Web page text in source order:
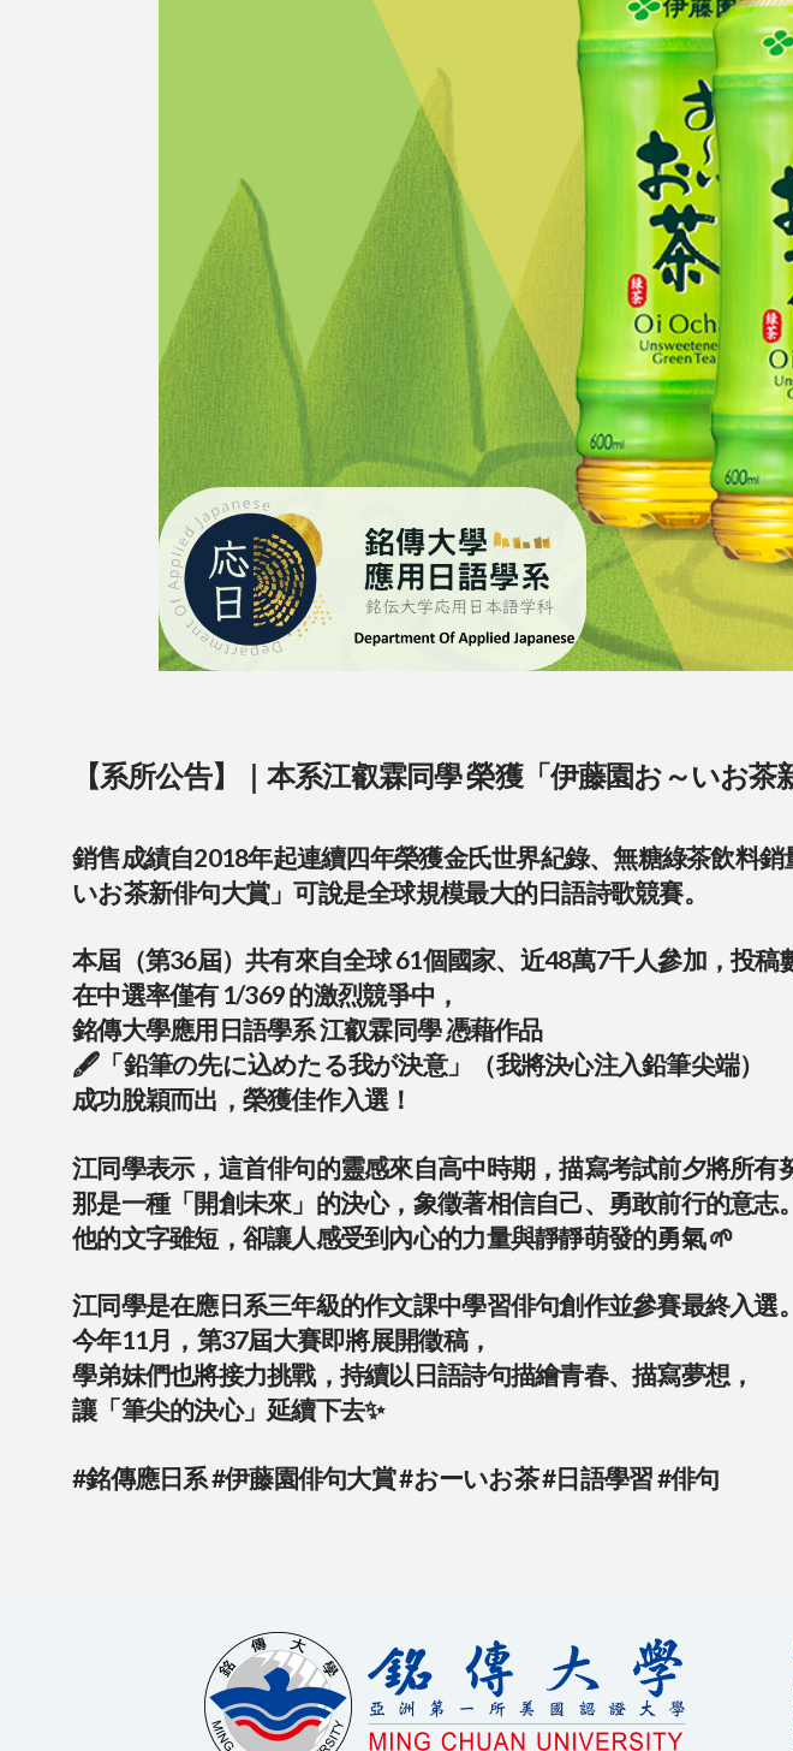
【系所公告】｜本系江叡霖同學 榮獲「伊藤園お～いお茶
銷售成績自2018年起連續四年榮獲金氏世界紀錄、無糖綠茶飲料
いお茶新俳句大賞」可說是全球規模最大的日語詩歌競賽。
本屆（第36屆）共有來自全球 61個國家、近48萬7千人參加，投稿
在中選率僅有 1/369 的激烈競爭中，
銘傳大學應用日語學系 江叡霖同學 憑藉作品
🖋️「鉛筆の先に込めたる我が決意」（我將決心注入鉛筆尖端）
成功脫穎而出，榮獲佳作入選！
江同學表示，這首俳句的靈感來自高中時期，描寫考試前夕將所有
那是一種「開創未來」的決心，象徵著相信自己、勇敢前行的意志。
他的文字雖短，卻讓人感受到內心的力量與靜靜萌發的勇氣 🌱
江同學是在應日系三年級的作文課中學習俳句創作並參賽最終入選。
今年11月，第37屆大賽即將展開徵稿，
學弟妹們也將接力挑戰，持續以日語詩句描繪青春、描寫夢想，
讓「筆尖的決心」延續下去✨
#銘傳應日系#伊藤園俳句大賞#おーいお茶#日語學習#俳句